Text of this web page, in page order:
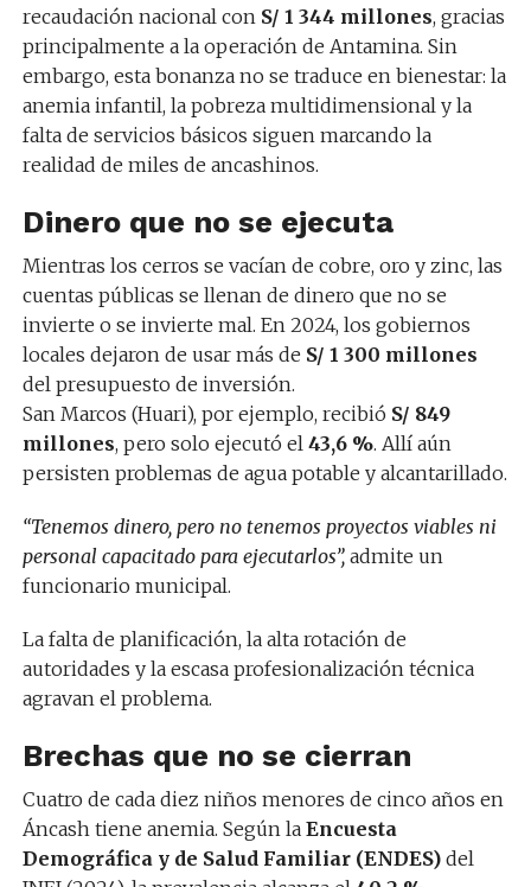
recaudación nacional con S/ 1 344 millones, gracias
principalmente a la operación de Antamina. Sin
embargo, esta bonanza no se traduce en bienestar: la
anemia infantil, la pobreza multidimensional y la
falta de servicios básicos siguen marcando la
realidad de miles de ancashinos.
Dinero que no se ejecuta
Mientras los cerros se vacían de cobre, oro y zinc, las
cuentas públicas se llenan de dinero que no se
invierte o se invierte mal. En 2024, los gobiernos
locales dejaron de usar más de S/ 1 300 millones
del presupuesto de inversión.
San Marcos (Huari), por ejemplo, recibió S/ 849
millones, pero solo ejecutó el 43,6 %. Allí aún
persisten problemas de agua potable y alcantarillado.
“Tenemos dinero, pero no tenemos proyectos viables ni
personal capacitado para ejecutarlos”,admite un
funcionario municipal.
La falta de planificación, la alta rotación de
autoridades y la escasa profesionalización técnica
agravan el problema.
Brechas que no se cierran
Cuatro de cada diez niños menores de cinco años en
Áncash tiene anemia. Según la Encuesta
Demográfica y de Salud Familiar (ENDES)del